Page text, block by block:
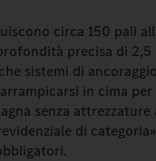
circa 150 pali
precisa di
sistemi di
in cima
senza
di